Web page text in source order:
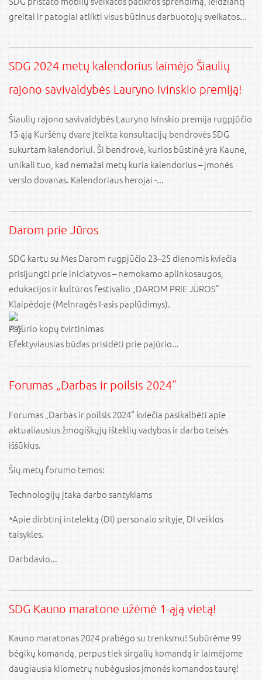
greitai ir patogiai atlikti visus būtinus darbuotojų sveikatos...
SDG 2024 metų kalendorius laimėjo Šiaulių
rajono savivaldybės Lauryno Ivinskio premiją!
Šiaulių rajono savivaldybės Lauryno Ivinskio premija rugpjūčio
15-ąją Kuršėnų dvare įteikta konsultacijų bendrovės SDG
sukurtam kalendoriui. Ši bendrovė, kurios būstinė yra Kaune,
unikali tuo, kad nemažai metų kuria kalendorius – įmonės
verslo dovanas. Kalendoriaus herojai -...
Darom prie Jūros
SDG kartu su Mes Darom rugpjūčio 23–25 dienomis kviečia
prisijungti prie iniciatyvos – nemokamo aplinkosaugos,
edukacijos ir kultūros festivalio „DAROM PRIE JŪROS”
Klaipėdoje (Melnragės I-asis paplūdimys).
Pajūrio kopų tvirtinimas
Efektyviausias būdas prisidėti prie pajūrio...
Forumas „Darbas ir poilsis 2024“
Forumas „Darbas ir poilsis 2024“ kviečia pasikalbėti apie
aktualiausius žmogiškųjų išteklių vadybos ir darbo teisės
iššūkius.
Šių metų forumo temos:
Technologijų įtaka darbo santykiams
*Apie dirbtinį intelektą (DI) personalo srityje, DI veiklos
taisykles.
Darbdavio...
SDG Kauno maratone užėmė 1-ąją vietą!
Kauno maratonas 2024 prabėgo su trenksmu! Subūrėme 99
bėgikų komandą, perpus tiek sirgalių komandą ir laimėjome
daugiausia kilometrų nubėgusios įmonės komandos taurę!